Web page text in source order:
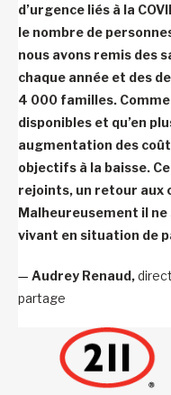
d’urgence liés à la
le nombre de
nous avons remis des
chaque année et des
4 000 familles.
disponibles et qu’en
augmentation des
objectifs à la baisse.
rejoints, un retour aux
Malheureusement il ne
vivant en situation de
— Audrey Renaud,
partage